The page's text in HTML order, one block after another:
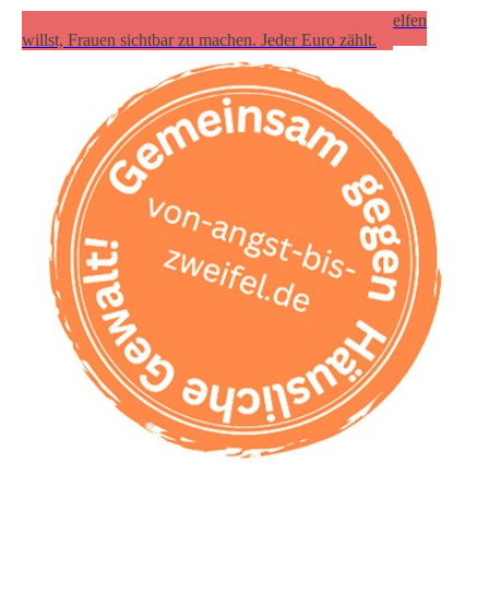
Spende für das Projekt "freieweiber.de", wenn du helfen
willst, Frauen sichtbar zu machen. Jeder Euro zählt.